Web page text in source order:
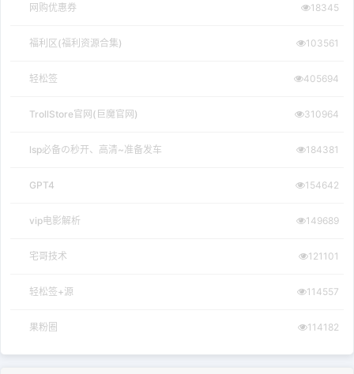
网购优惠券 18345
福利区(福利资源合集) 103561
轻松签 405694
TrollStore官网(巨魔官网) 310964
lsp必备の秒开、高清~准备发车 184381
GPT4 154642
vip电影解析 149689
宅哥技术 121101
轻松签+源 114557
果粉圈 114182